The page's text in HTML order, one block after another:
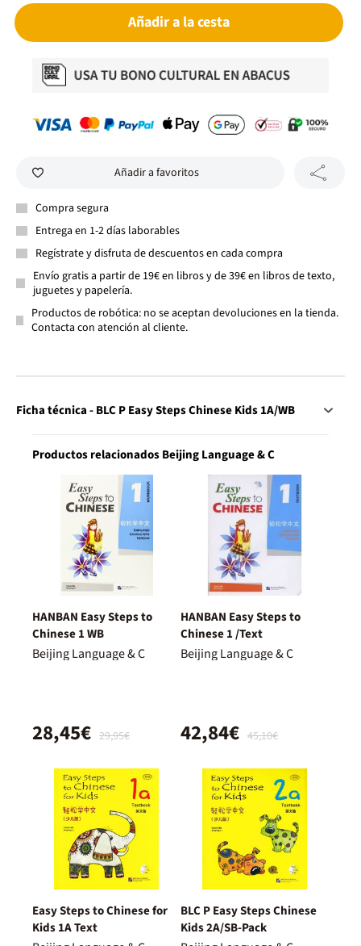
Añadir a la cesta
Añadir a favoritos
Compra segura
Entrega en 1-2 días laborables
Regístrate y disfruta de descuentos en cada compra
Envío gratis a partir de 19€ en libros y de 39€ en libros de texto,
juguetes y papelería.
Productos de robótica: no se aceptan devoluciones en la tienda.
Contacta con atención al cliente.
Ficha técnica - BLC P Easy Steps Chinese Kids 1A/WB
Productos relacionados Beijing Language & C
HANBAN Easy Steps to
Chinese 1 WB
Beijing Language & C
29,95€
28,45€
HANBAN Easy Steps to
Chinese 1 /Text
Beijing Language & C
45,10€
42,84€
Easy Steps to Chinese for
Kids 1A Text
BLC P Easy Steps Chinese
Kids 2A/SB-Pack